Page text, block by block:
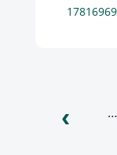
Paginación
‹ …